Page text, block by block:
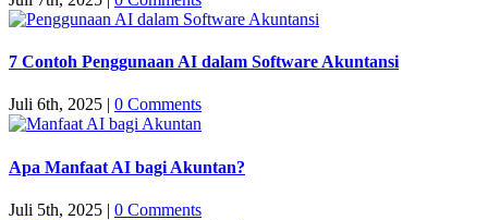
7 Contoh Penggunaan AI dalam Software Akuntansi
Juli 6th, 2025 | 0 Comments
Apa Manfaat AI bagi Akuntan?
Juli 5th, 2025 | 0 Comments